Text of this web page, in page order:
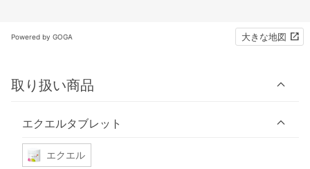
Powered by GOGA 大きな地図
取り扱い商品
エクエルタブレット
エクエル